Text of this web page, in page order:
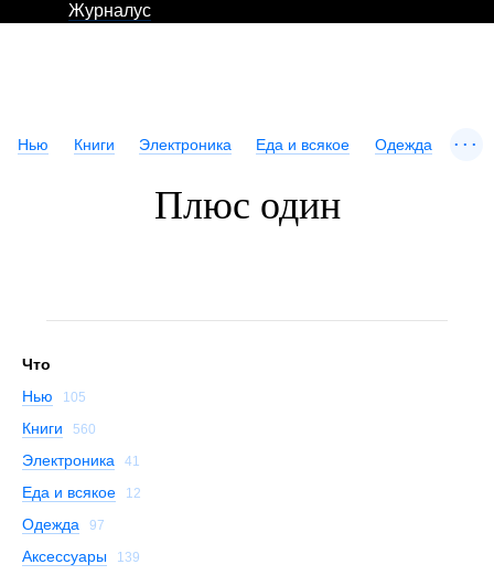
Журналус
Нью Книги Электроника Еда и всякое Одежда ...
Плюс один
Что
Нью
105
Книги 560
Электроника 41
Еда и всякое 12
Одежда 97
Аксессуары 139